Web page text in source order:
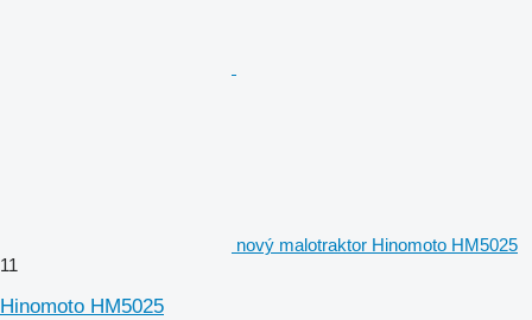
nový malotraktor Hinomoto HM5025
11
Hinomoto HM5025